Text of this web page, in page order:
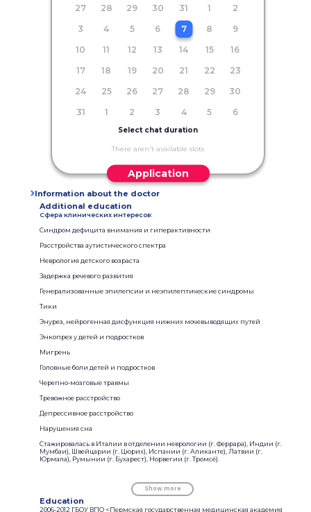
27
28 29 30 31 1
2
3
4 5 6 7 8
9
10
11 12 13 14 15
16
17
18 19 20 21 22
23
24
25 26 27 28 29
30
31
1 2 3 4 5 6
Select chat duration
There aren't available slots
Application
Information about the doctor
Additional education
Сфера клинических интересов:
Синдром дефицита внимания и гиперактивности
Расстройства аутистического спектра
Неврология детского возраста
Задержка речевого развития
Генерализованные эпилепсии и неэпилептические синдромы
Тики
Энурез, нейрогенная дисфункция нижних мочевыводящих путей
Энкопрез у детей и подростков
Мигрень
Головные боли детей и подростков
Черепно-мозговые травмы
Тревожное расстройство
Депрессивное расстройство
Нарушения сна
Стажировалась в Италии в отделении неврологии (г. Феррара), Индии (г.
Мумбаи), Швейцарии (г. Цюрих), Испании (г. Аликанте), Латвии (г.
Юрмала), Румынии (г. Бухарест), Норвегии (г. Тромсё).
Show more
Education
2006-2012 ГБОУ ВПО <Пермская государственная медицинская академия